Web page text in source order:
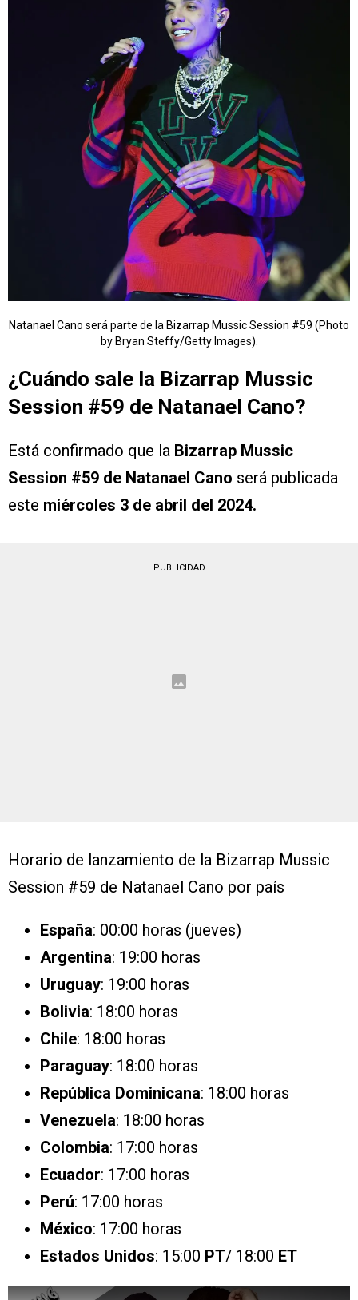
Natanael Cano será parte de la Bizarrap Mussic Session #59 (Photo
by Bryan Steffy/Getty Images).
¿Cuándo sale la Bizarrap Mussic
Session #59 de Natanael Cano?
Está confirmado que la Bizarrap Mussic
Session #59 de Natanael Cano será publicada
este miércoles 3 de abril del 2024.
PUBLICIDAD
Horario de lanzamiento de la Bizarrap Mussic
Session #59 de Natanael Cano por país
España: 00:00 horas (jueves)
Argentina: 19:00 horas
Uruguay: 19:00 horas
Bolivia: 18:00 horas
Chile: 18:00 horas
Paraguay: 18:00 horas
República Dominicana: 18:00 horas
Venezuela: 18:00 horas
Colombia: 17:00 horas
Ecuador: 17:00 horas
Perú: 17:00 horas
México: 17:00 horas
Estados Unidos: 15:00 PT/ 18:00 ET